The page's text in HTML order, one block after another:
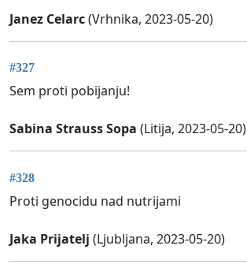
Janez Celarc(Vrhnika, 2023-05-20)
#327
Sem proti pobijanju!
Sabina Strauss Sopa (Litija, 2023-05-20)
#328
Proti genocidu nad nutrijami
Jaka Prijatelj (Ljubljana, 2023-05-20)